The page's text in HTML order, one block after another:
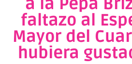
a la Pepa
faltazo al
Mayor del
hubiera